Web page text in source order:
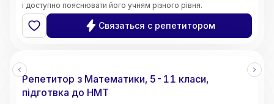
і доступно пояснювати його учням різного рівня.
• Чітке та доступне пояснення складних тем
• Системний та структурований підхід до навчання
• Індивідуальний підхід до кожного учня
дошки)
• Орієнтація на результат і прогрес учнів
Связаться с репетитором
Репетитор з Математики, 5-11 класи,
підготвка до НМТ